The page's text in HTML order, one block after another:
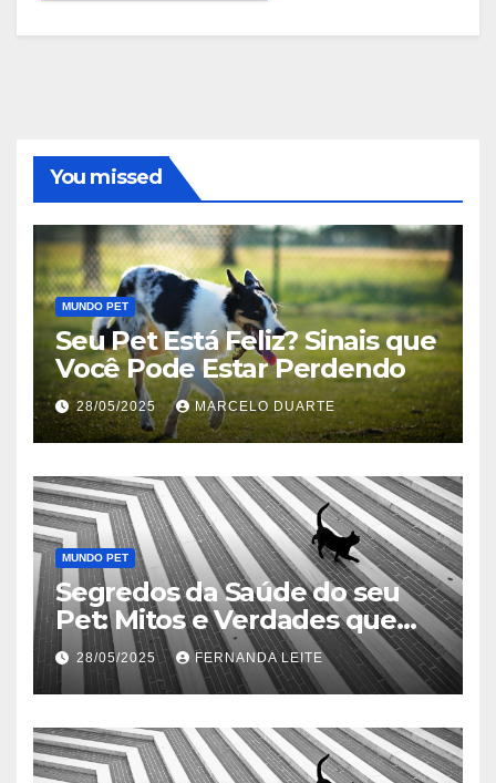
You missed
MUNDO PET
Seu Pet Está Feliz? Sinais que
Você Pode Estar Perdendo
28/05/2025 MARCELO DUARTE
MUNDO PET
Segredos da Saúde do seu
Pet: Mitos e Verdades que
Podem Salvar sua Vida
28/05/2025 FERNANDA LEITE